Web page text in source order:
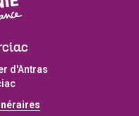
d'Antras